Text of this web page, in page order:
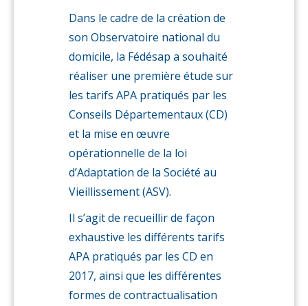
Dans le cadre de la création de
son Observatoire national du
domicile, la Fédésap a souhaité
réaliser une première étude sur
les tarifs APA pratiqués par les
Conseils Départementaux (CD)
et la mise en œuvre
opérationnelle de la loi
d’Adaptation de la Société au
Vieillissement (ASV).
Il s’agit de recueillir de façon
exhaustive les différents tarifs
APA pratiqués par les CD en
2017, ainsi que les différentes
formes de contractualisation